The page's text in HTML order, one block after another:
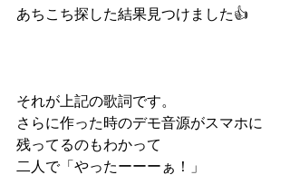
あちこち探した結果見つけました👍
それが上記の歌詞です。
さらに作った時のデモ音源がスマホに
残ってるのもわかって
二人で「やったーーーぁ！」